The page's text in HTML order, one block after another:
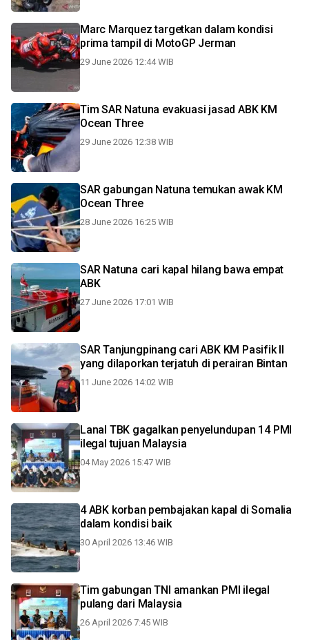
Marc Marquez targetkan dalam kondisi
prima tampil di MotoGP Jerman
29 June 2026 12:44 WIB
Tim SAR Natuna evakuasi jasad ABK KM
Ocean Three
29 June 2026 12:38 WIB
SAR gabungan Natuna temukan awak KM
Ocean Three
28 June 2026 16:25 WIB
SAR Natuna cari kapal hilang bawa empat
ABK
27 June 2026 17:01 WIB
SAR Tanjungpinang cari ABK KM Pasifik II
yang dilaporkan terjatuh di perairan Bintan
11 June 2026 14:02 WIB
Lanal TBK gagalkan penyelundupan 14 PMI
ilegal tujuan Malaysia
04 May 2026 15:47 WIB
4 ABK korban pembajakan kapal di Somalia
dalam kondisi baik
30 April 2026 13:46 WIB
Tim gabungan TNI amankan PMI ilegal
pulang dari Malaysia
26 April 2026 7:45 WIB